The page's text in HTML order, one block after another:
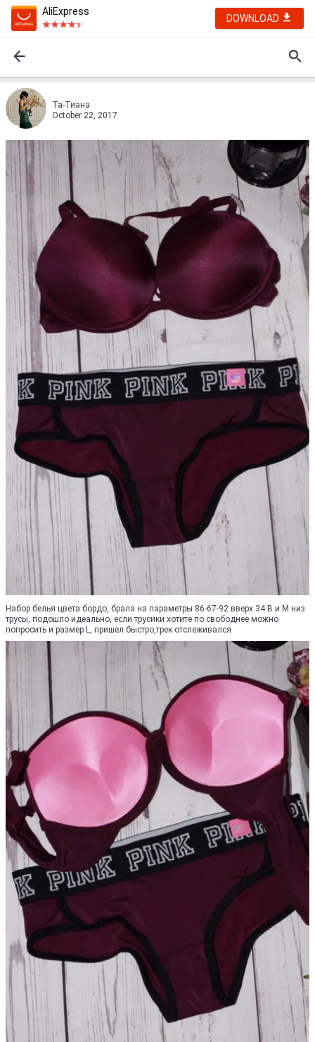
AliExpress
DOWNLOAD
Та-Тиана
October 22, 2017
Набор белья цвета бордо, брала на параметры 86-67-92 вверх 34 В и М низ
трусы, подошло идеально, если трусики хотите по свободнее можно
попросить и размер L, пришел быстро,трек отслеживался